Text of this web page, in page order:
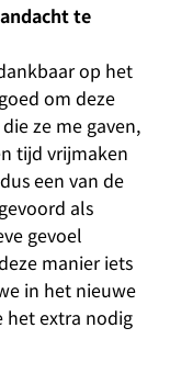
te
op het
om deze
ze me gaven,
tijd vrijmaken
een van de
als
gevoel
manier iets
in het nieuwe
het extra nodig